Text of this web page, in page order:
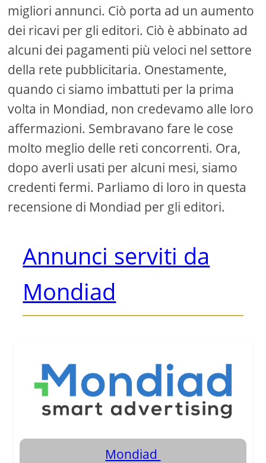
migliori annunci. Ciò porta ad un aumento
dei ricavi per gli editori. Ciò è abbinato ad
alcuni dei pagamenti più veloci nel settore
della rete pubblicitaria. Onestamente,
quando ci siamo imbattuti per la prima
volta in Mondiad, non credevamo alle loro
affermazioni. Sembravano fare le cose
molto meglio delle reti concorrenti. Ora,
dopo averli usati per alcuni mesi, siamo
credenti fermi. Parliamo di loro in questa
recensione di Mondiad per gli editori.
Annunci serviti da
Mondiad
Mondiad